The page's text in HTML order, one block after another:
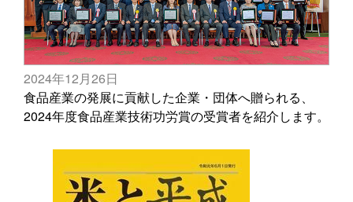
2024年12月26日
食品産業の発展に貢献した企業・団体へ贈られる、
2024年度食品産業技術功労賞の受賞者を紹介します。